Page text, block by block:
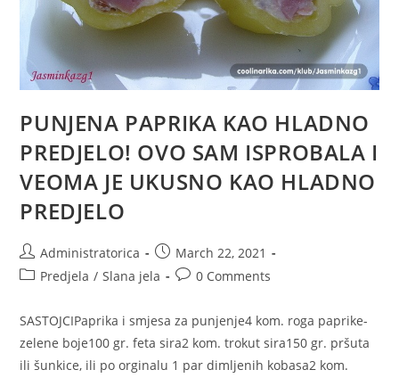
PUNJENA PAPRIKA KAO HLADNO
PREDJELO! OVO SAM ISPROBALA I
VEOMA JE UKUSNO KAO HLADNO
PREDJELO
Post
author:
Administratorica
Post
published:
March 22, 2021
PostPredjela / Slana jela
Post0 Comments
SASTOJCIPaprika i smjesa za punjenje4 kom. roga paprike-
zelene boje100 gr. feta sira2 kom. trokut sira150 gr. pršuta
ili šunkice, ili po orginalu 1 par dimljenih kobasa2 kom.